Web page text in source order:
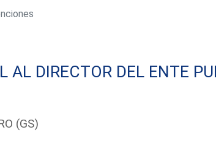
AL DIRECTOR DEL ENTE
(GS)